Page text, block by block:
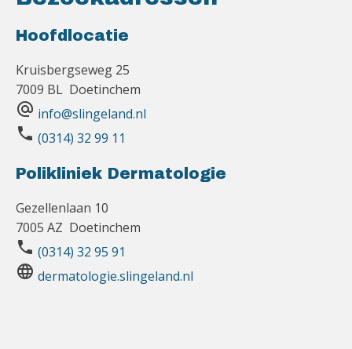
Hoofdlocatie
Kruisbergseweg 25
7009 BL Doetinchem
alternate_email info@slingeland.nl
phone (0314) 32 99 11
Polikliniek Dermatologie
Gezellenlaan 10
7005 AZ Doetinchem
phone (0314) 32 95 91
language dermatologie.slingeland.nl